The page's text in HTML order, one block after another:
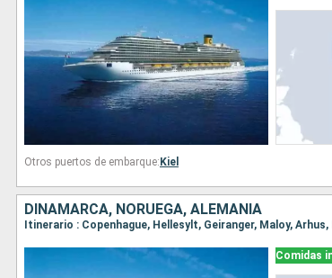
Otros puertos de embarque: Kiel
DINAMARCA, NORUEGA, ALEMANIA
Itinerario : Copenhague, Hellesylt, Geiranger, Maloy, Arhus,
Comidas